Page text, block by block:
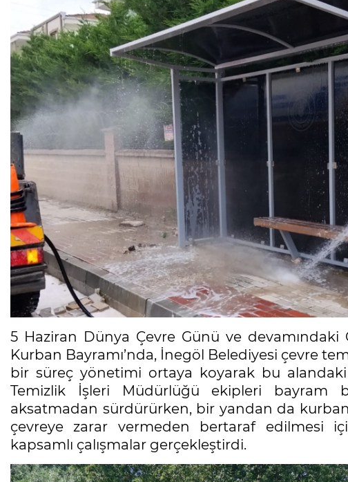
5 Haziran Dünya Çevre Günü ve devamındaki
Kurban Bayramı’nda, İnegöl Belediyesi çevre
bir süreç yönetimi ortaya koyarak bu
Temizlik İşleri Müdürlüğü ekipleri bayram
aksatmadan sürdürürken, bir yandan da
çevreye zarar vermeden bertaraf edilmesi
kapsamlı çalışmalar gerçekleştirdi.